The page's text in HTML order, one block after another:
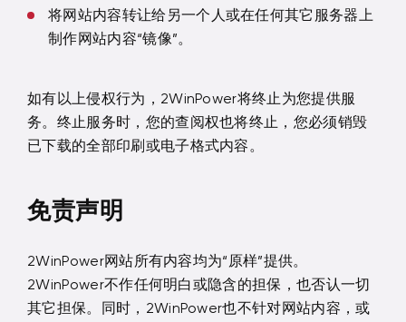
将网站内容转让给另一个人或在任何其它服务器上
制作网站内容“镜像”。
如有以上侵权行为，2WinPower将终止为您提供服
务。终止服务时，您的查阅权也将终止，您必须销毁
已下载的全部印刷或电子格式内容。
免责声明
2WinPower网站所有内容均为“原样”提供。
2WinPower不作任何明白或隐含的担保，也否认一切
其它担保。同时，2WinPower也不针对网站内容，或